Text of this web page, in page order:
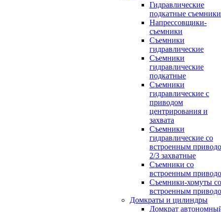
Гидравлические
подкатные съемники
Напрессовщики-
съемники
Съемники
гидравлические
Съемники
гидравлические
подкатные
Съемники
гидравлические с
приводом
центрирования и
захвата
Съемники
гидравлические со
встроенным
2/3 захватные
Съемники со
встроенным
Съемники-хомуты со
встроенным
Домкраты и цилиндры
Домкрат